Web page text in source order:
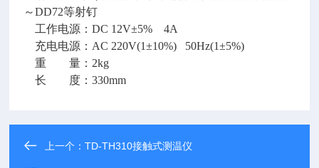
～DD72等射钉
工作电源：DC 12V±5% 4A
充电电源：AC 220V(1±10%) 50Hz(1±5%)
重 量：2kg
长 度：330mm
上一个：TD-TH310接触式测温仪